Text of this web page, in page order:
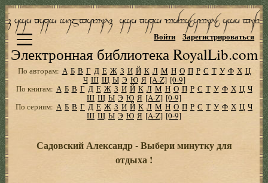
Электронная библиотека RoyalLib.com
Войти Зарегистрироваться
По авторам: А Б В Г Д Е Ж З И Й К Л М Н О П Р С Т У Ф Х Ц
Ч Ш Щ Ы Э Ю Я [A-Z] [0-9]
По книгам: А Б В Г Д Е Ж З И Й К Л М Н О П Р С Т У Ф Х Ц Ч
Ш Щ Ы Э Ю Я [A-Z] [0-9]
По сериям: А Б В Г Д Е Ж З И Й К Л М Н О П Р С Т У Ф Х Ц Ч
Ш Щ Ы Э Ю Я [A-Z] [0-9]
Садовский Александр - Выбеpи минутку для
отдыха !